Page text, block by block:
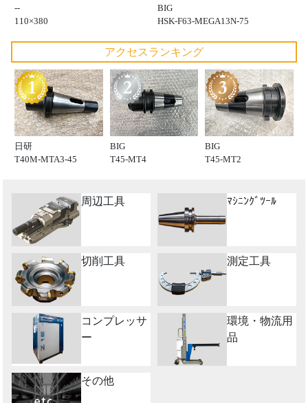
--
110×380
BIG
HSK-F63-MEGA13N-75
アクセスランキング
日研
T40M-MTA3-45
BIG
T45-MT4
BIG
T45-MT2
周辺工具 ﾏｼﾆﾝｸﾞﾂｰﾙ
切削工具 測定工具
コンプレッサ
ー
環境・物流用
品
その他